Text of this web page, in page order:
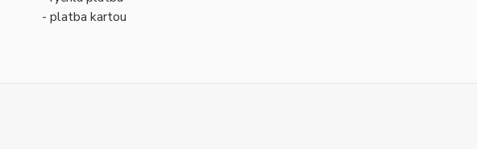
- platba kartou